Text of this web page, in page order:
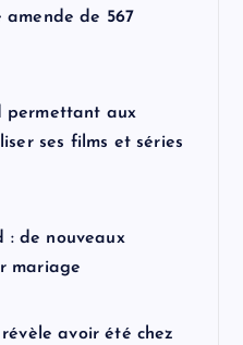
de 567
permettant aux
ses films et séries
: de nouveaux
mariage
avoir été chez